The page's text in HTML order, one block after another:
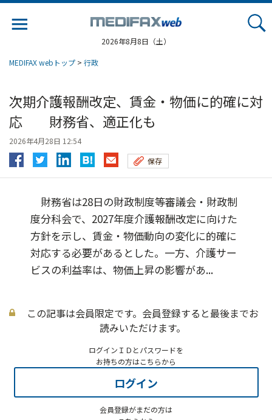
2026年8月8日（土）
MEDIFAX webトップ > 行政
次期介護報酬改定、賃金・物価に的確に対
応 財務省、適正化も
2026年4月28日 12:54
保存
財務省は28日の財政制度等審議会・財政制
度分科会で、2027年度介護報酬改定に向けた
方針を示し、賃金・物価動向の変化に的確に
対応する必要があるとした。一方、介護サー
ビスの利益率は、物価上昇の影響があ...
この記事は会員限定です。会員登録すると最後までお
読みいただけます。
ログインＩＤとパスワードを
お持ちの方はこちらから
ログイン
会員登録がまだの方は